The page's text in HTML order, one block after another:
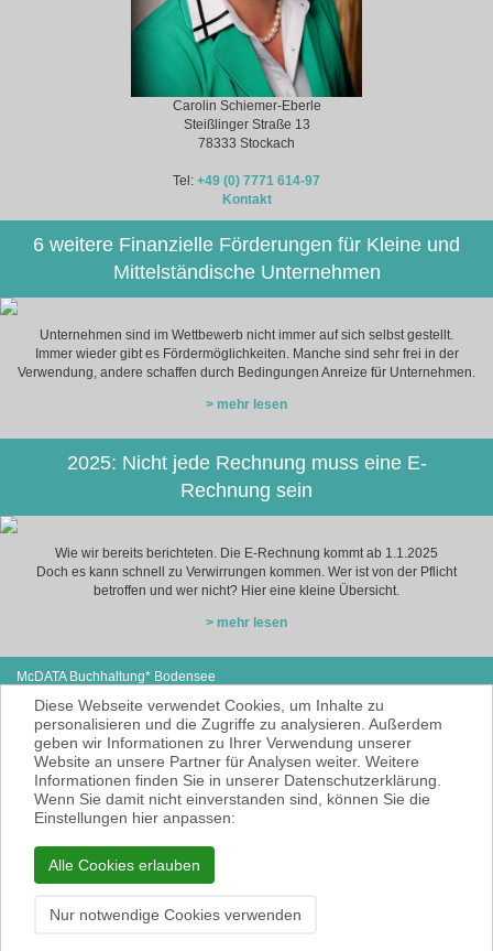
Carolin Schiemer-Eberle
Steißlinger Straße 13
78333 Stockach
Tel: +49 (0) 7771 614-97
Kontakt
6 weitere Finanzielle Förderungen für Kleine und
Mittelständische Unternehmen
Unternehmen sind im Wettbewerb nicht immer auf sich selbst gestellt.
Immer wieder gibt es Fördermöglichkeiten. Manche sind sehr frei in der
Verwendung, andere schaffen durch Bedingungen Anreize für Unternehmen.
> mehr lesen
2025: Nicht jede Rechnung muss eine E-
Rechnung sein
Wie wir bereits berichteten. Die E-Rechnung kommt ab 1.1.2025
Doch es kann schnell zu Verwirrungen kommen. Wer ist von der Pflicht
betroffen und wer nicht? Hier eine kleine Übersicht.
> mehr lesen
McDATA Buchhaltung* Bodensee
78333 Stockach
E-Mail:cse@mcdata.de
McDATA ist eine sehr gute Alternative zu
Ihrem Steuerberater zur Erbringung der
laufenden Finanz- und Lohnbuchhaltung*.
* = Erbracht werden nur Dienstleistungen
gemäß § 6 Nr. 3+4 Steuerberatungsgesetz
KEINE Rechts- und/oder Steuerberatung!
Impressum Datenschutzerklärung
Diese Webseite verwendet Cookies, um Inhalte zu
personalisieren und die Zugriffe zu analysieren. Außerdem
geben wir Informationen zu Ihrer Verwendung unserer
Website an unsere Partner für Analysen weiter. Weitere
Informationen finden Sie in unserer Datenschutzerklärung.
Wenn Sie damit nicht einverstanden sind, können Sie die
Einstellungen hier anpassen:
Alle Cookies erlauben
Nur notwendige Cookies verwenden